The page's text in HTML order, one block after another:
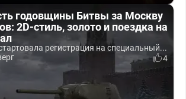
годовщины Битвы за Москву
2D-стиль, золото и поездка на
регистрация на специальный...
4